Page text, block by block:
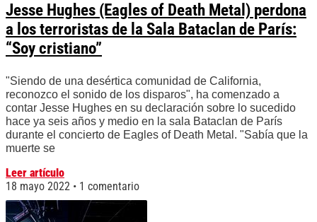
Jesse Hughes (Eagles of Death Metal) perdona
a los terroristas de la Sala Bataclan de París:
“Soy cristiano”
"Siendo de una desértica comunidad de California,
reconozco el sonido de los disparos", ha comenzado a
contar Jesse Hughes en su declaración sobre lo sucedido
hace ya seis años y medio en la sala Bataclan de París
durante el concierto de Eagles of Death Metal. "Sabía que la
muerte se
Leer artículo
18 mayo 2022
1 comentario